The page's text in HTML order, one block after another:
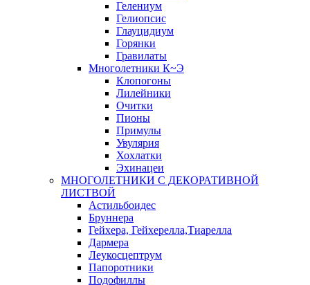
Гелениум
Гелиопсис
Глауцидиум
Горянки
Гравилаты
Многолетники К~Э
Клопогоны
Лилейники
Очитки
Пионы
Примулы
Увулярия
Хохлатки
Эхинацеи
МНОГОЛЕТНИКИ С ДЕКОРАТИВНОЙ
ЛИСТВОЙ
Астильбоидес
Бруннера
Гейхера, Гейхерелла,Тиарелла
Дармера
Леукосцептрум
Папоротники
Подофиллы